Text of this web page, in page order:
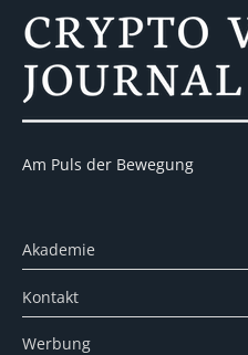
Am Puls der Bewegung
Akademie
Kontakt
Werbung